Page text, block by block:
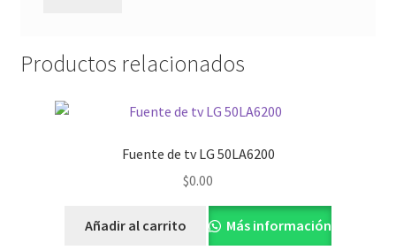
Productos relacionados
Fuente de tv LG 50LA6200
$0.00
Añadir al carrito Más información